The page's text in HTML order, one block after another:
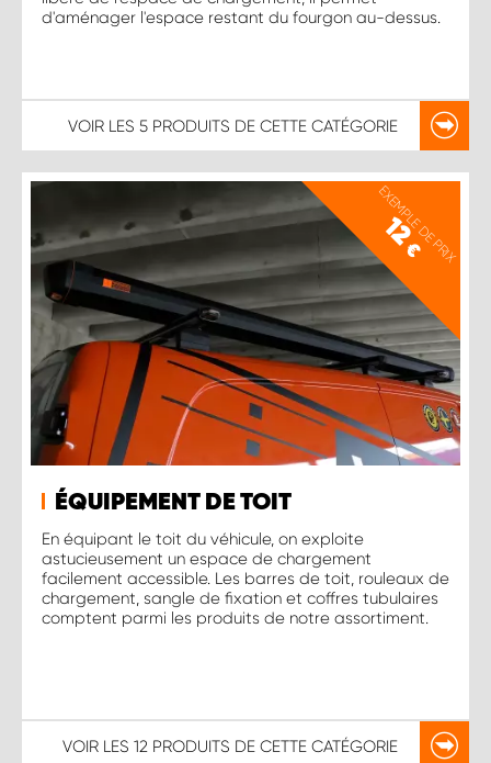
d'aménager l'espace restant du fourgon au-dessus.
VOIR LES 5 PRODUITS DE CETTE CATÉGORIE
EXEMPLE DE PRIX
12
€
ÉQUIPEMENT DE TOIT
En équipant le toit du véhicule, on exploite
astucieusement un espace de chargement
facilement accessible. Les barres de toit, rouleaux de
chargement, sangle de fixation et coffres tubulaires
comptent parmi les produits de notre assortiment.
VOIR LES 12 PRODUITS DE CETTE CATÉGORIE